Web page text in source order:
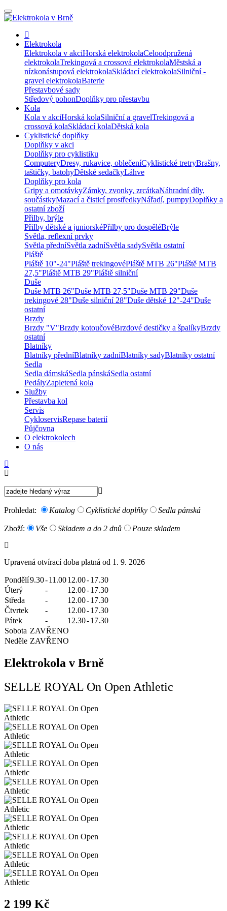
Elektrokola
Elektrokola v akciHorská elektrokolaCeloodpružená
elektrokolaTrekingová a crossová elektrokolaMěstská a
nízkonástupová elektrokolaSkládací elektrokolaSilniční -
gravel elektrokolaBaterie
Přestavbové sady
Středový pohonDoplňky pro přestavbu
Kola
Kola v akciHorská kolaSilniční a gravelTrekingová a
crossová kolaSkládací kolaDětská kola
Cyklistické doplňky
Doplňky v akci
Doplňky pro cyklistiku
ComputeryDresy, rukavice, oblečeníCyklistické tretryBrašny,
taštičky, batohyDětské sedačkyLáhve
Doplňky pro kola
Gripy a omotávkyZámky, zvonky, zrcátkaNáhradní díly,
součástkyMazací a čisticí prostředkyNářadí, pumpyDoplňky a
ostatní zboží
Přilby, brýle
Přilby dětské a juniorskéPřilby pro dospěléBrýle
Světla, reflexní prvky
Světla předníSvětla zadníSvětla sadySvětla ostatní
Pláště
Pláště 10"-24"Pláště trekingovéPláště MTB 26"Pláště MTB
27,5"Pláště MTB 29"Pláště silniční
Duše
Duše MTB 26"Duše MTB 27,5"Duše MTB 29"Duše
trekingové 28"Duše silniční 28"Duše dětské 12"-24"Duše
ostatní
Brzdy
Brzdy "V"Brzdy kotoučovéBrzdové destičky a špalíkyBrzdy
ostatní
Blatníky
Blatníky předníBlatníky zadníBlatníky sadyBlatníky ostatní
Sedla
Sedla dámskáSedla pánskáSedla ostatní
PedályZapletená kola
Služby
Přestavba kol
Servis
CykloservisRepase baterií
Půjčovna
O elektrokolech
O nás
Prohledat: Katalog Cyklistické doplňky Sedla pánská
Zboží: Vše Skladem a do 2 dnů Pouze skladem
Upravená otvírací doba platná od 1. 9. 2026
Pondělí9.30-11.0012.00-17.30
Úterý
- 12.00-17.30
Středa
- 12.00-17.30
Čtvrtek
- 12.00-17.30
Pátek
- 12.30-17.30
Sobota ZAVŘENO
Neděle ZAVŘENO
Elektrokola v Brně
SELLE ROYAL On Open Athletic
2 199 Kč